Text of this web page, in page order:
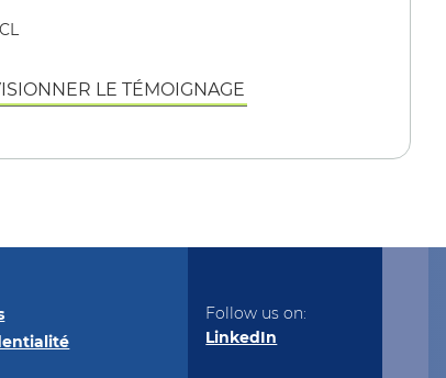
LE TÉMOIGNAGE
Follow us on:
LinkedIn